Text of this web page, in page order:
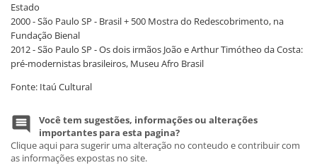
Estado
2000 - São Paulo SP - Brasil + 500 Mostra do Redescobrimento, na
Fundação Bienal
2012 - São Paulo SP - Os dois irmãos João e Arthur Timótheo da Costa:
pré-modernistas brasileiros, Museu Afro Brasil
Fonte: Itaú Cultural
Você tem sugestões, informações ou alterações
importantes para esta pagina?
Clique aqui para sugerir uma alteração no conteudo e contribuir com
as informações expostas no site.